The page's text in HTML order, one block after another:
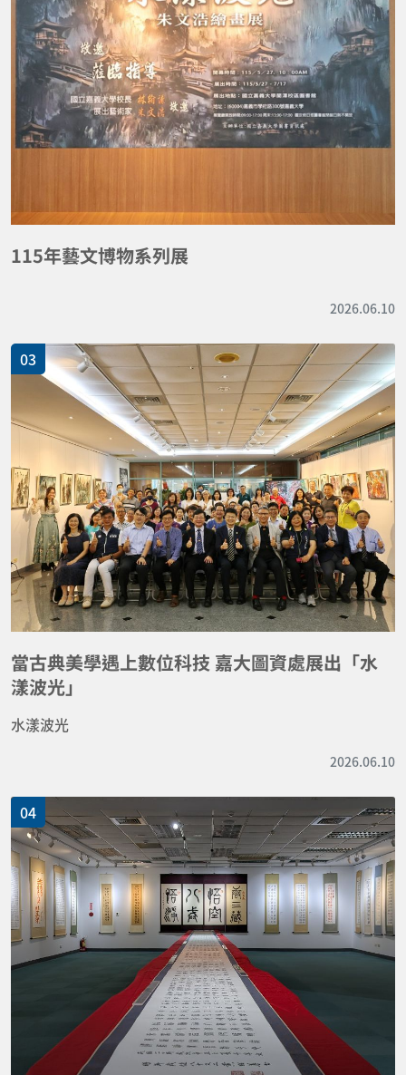
115年藝文博物系列展
2026.06.10
03
當古典美學遇上數位科技 嘉大圖資處展出「水
漾波光」
水漾波光
2026.06.10
04